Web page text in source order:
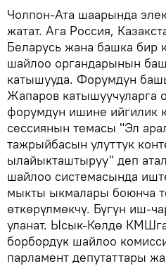
Чолпон-Ата шаарында
жатат. Ага Россия,
Беларусь жана башка бир
шайлоо органдарынын
катышууда. Форумдун
Жапаров катышуучуларга
форумдун ишине ийгилик
сессиянын темасы "Эл
тажрыйбасын улуттук
ылайыкташтыруу" деп
шайлоо системасында
мыкты ыкмалары боюнча
өткөрүлмөкчү. Бүгүн иш-
уланат. Ысык-Көлдө
борбордук шайлоо
парламент депутаттары